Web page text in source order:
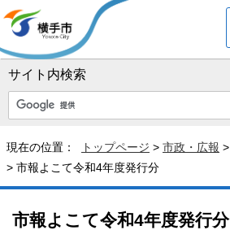
サイト内検索
現在の位置： トップページ > 市政・広報 >
> 市報よこて令和4年度発行分
市報よこて令和4年度発行分